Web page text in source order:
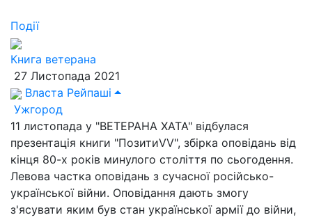
Події
Книга ветерана
27 Листопада 2021
Власта Рейпаші
Ужгород
11 листопада у "ВЕТЕРАНА ХАТА" відбулася
презентація книги "ПозитиVV", збірка оповідань від
кінця 80-х років минулого століття по сьогодення.
Левова частка оповідань з сучасної російсько-
української війни. Оповідання дають змогу
з'ясувати яким був стан української армії до війни,